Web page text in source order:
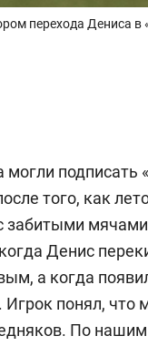
перехода Дениса в
подписать
того, как
забитыми
Денис
а когда
понял, что
По